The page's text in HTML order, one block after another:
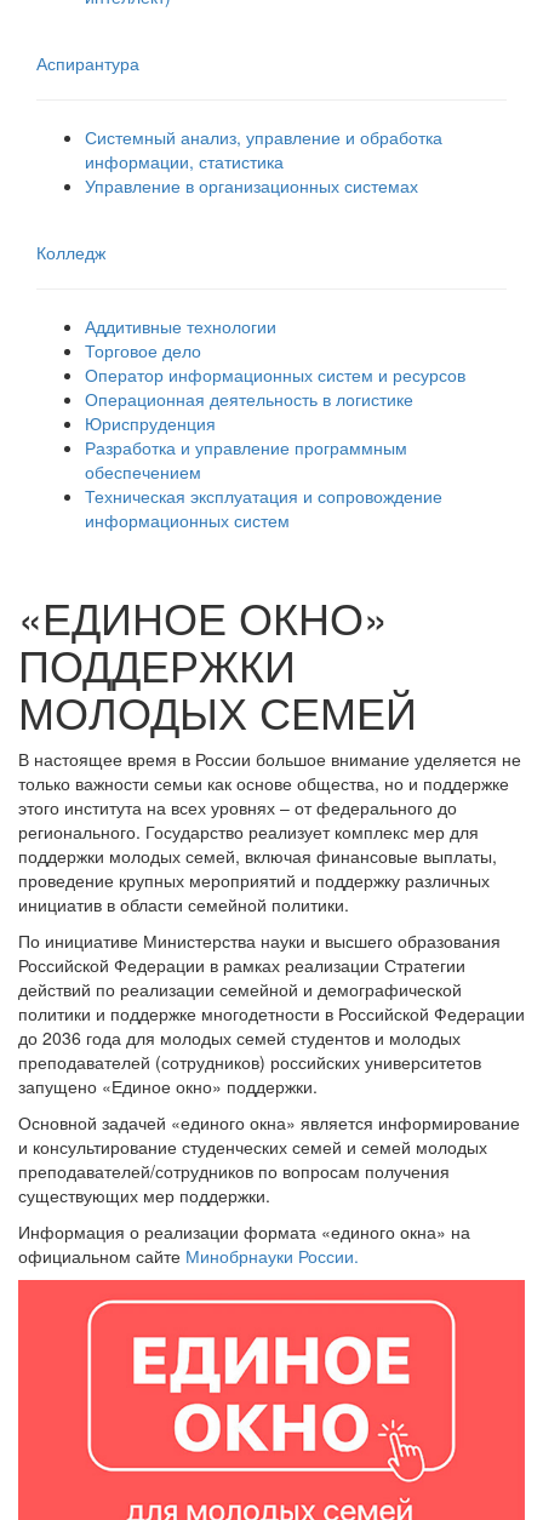
Аспирантура
Системный анализ, управление и обработка
информации, статистика
Управление в организационных системах
Колледж
Аддитивные технологии
Торговое дело
Оператор информационных систем и ресурсов
Операционная деятельность в логистике
Юриспруденция
Разработка и управление программным
обеспечением
Техническая эксплуатация и сопровождение
информационных систем
«ЕДИНОЕ ОКНО»
ПОДДЕРЖКИ
МОЛОДЫХ СЕМЕЙ
В настоящее время в России большое внимание уделяется не
только важности семьи как основе общества, но и поддержке
этого института на всех уровнях – от федерального до
регионального. Государство реализует комплекс мер для
поддержки молодых семей, включая финансовые выплаты,
проведение крупных мероприятий и поддержку различных
инициатив в области семейной политики.
По инициативе Министерства науки и высшего образования
Российской Федерации в рамках реализации Стратегии
действий по реализации семейной и демографической
политики и поддержке многодетности в Российской Федерации
до 2036 года для молодых семей студентов и молодых
преподавателей (сотрудников) российских университетов
запущено «Единое окно» поддержки.
Основной задачей «единого окна» является информирование
и консультирование студенческих семей и семей молодых
преподавателей/сотрудников по вопросам получения
существующих мер поддержки.
Информация о реализации формата «единого окна» на
официальном сайте Минобрнауки России.